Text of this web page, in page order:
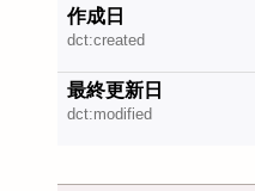
作成日
dct:created
最終更新日
dct:modified